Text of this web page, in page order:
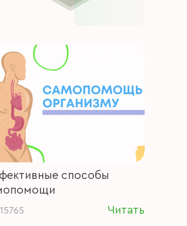
способы
15765 Читать